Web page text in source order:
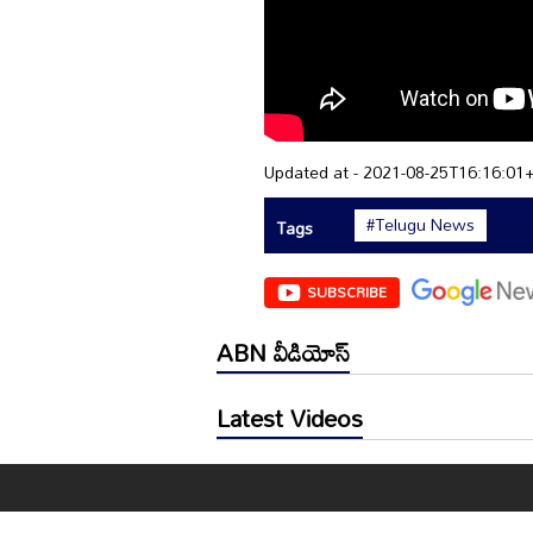
Updated at - 2021-08-
Tags
#Telugu News
SUBSCRIBE
ABN వీడియోస్
Latest Videos